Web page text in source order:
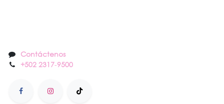
Contáctenos
+502 2317-9500